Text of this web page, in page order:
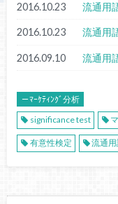
2016.10.23 流通用
2016.10.23 流通用
2016.09.10 流通用
－ﾏｰｹﾃｨﾝｸﾞ分析
significance test
有意性検定 流通